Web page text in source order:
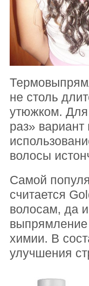
не столь
утюжком. Для
раз»
волосы
Самой
считается
волосам, да
химии. В
улучшения